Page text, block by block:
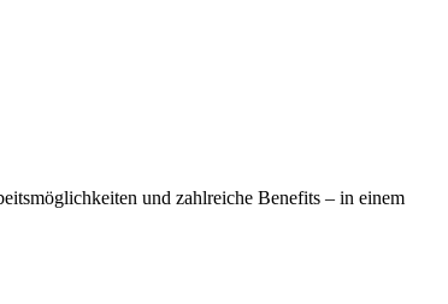
und zahlreiche Benefits – in einem